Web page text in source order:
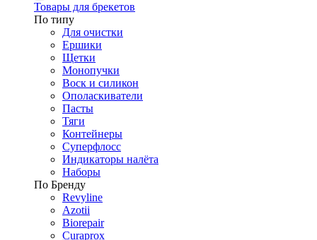
Товары для брекетов
По типу
Для очистки
Ершики
Щетки
Монопучки
Воск и силикон
Ополаскиватели
Пасты
Тяги
Контейнеры
Суперфлосс
Индикаторы налёта
Наборы
По Бренду
Revyline
Azotii
Biorepair
Curaprox